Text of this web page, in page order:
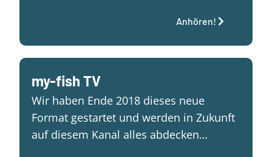
Anhören!
my-fish TV
Wir haben Ende 2018 dieses neue
Format gestartet und werden in Zukunft
auf diesem Kanal alles abdecken…